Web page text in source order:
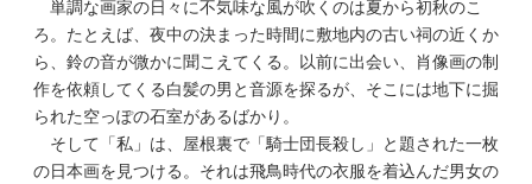
単調な画家の日々に不気味な風が吹くのは夏から初秋のこ
ろ。たとえば、夜中の決まった時間に敷地内の古い祠の近くか
ら、鈴の音が微かに聞こえてくる。以前に出会い、肖像画の制
作を依頼してくる白髪の男と音源を探るが、そこには地下に掘
られた空っぽの石室があるばかり。
そして「私」は、屋根裏で「騎士団長殺し」と題された一枚
の日本画を見つける。それは飛鳥時代の衣服を着込んだ男女の